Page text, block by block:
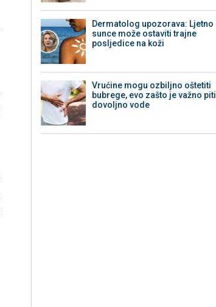
Dermatolog upozorava: Ljetno
sunce može ostaviti trajne
posljedice na koži
Vrućine mogu ozbiljno oštetiti
bubrege, evo zašto je važno piti
dovoljno vode